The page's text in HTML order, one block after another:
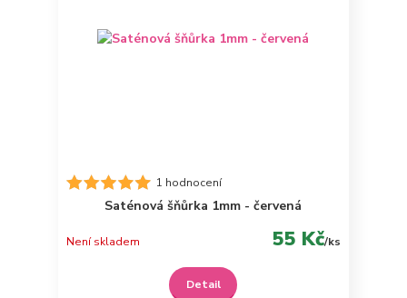
1 hodnocení
Saténová šňůrka 1mm - červená
55 Kč/ks
Není skladem
Detail